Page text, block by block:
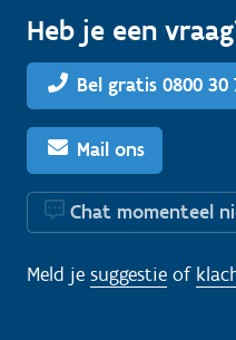
Heb je een
Bel gratis 0800 30
Mail ons
Chat momenteel
Meld je suggestie of